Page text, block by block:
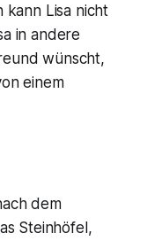
kann Lisa nicht
in andere
wünscht,
einem
dem
Steinhöfel,